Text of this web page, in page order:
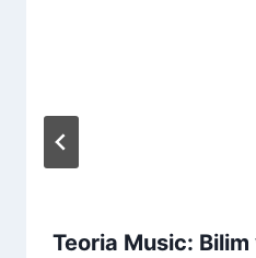
Teoria Music: Bilim